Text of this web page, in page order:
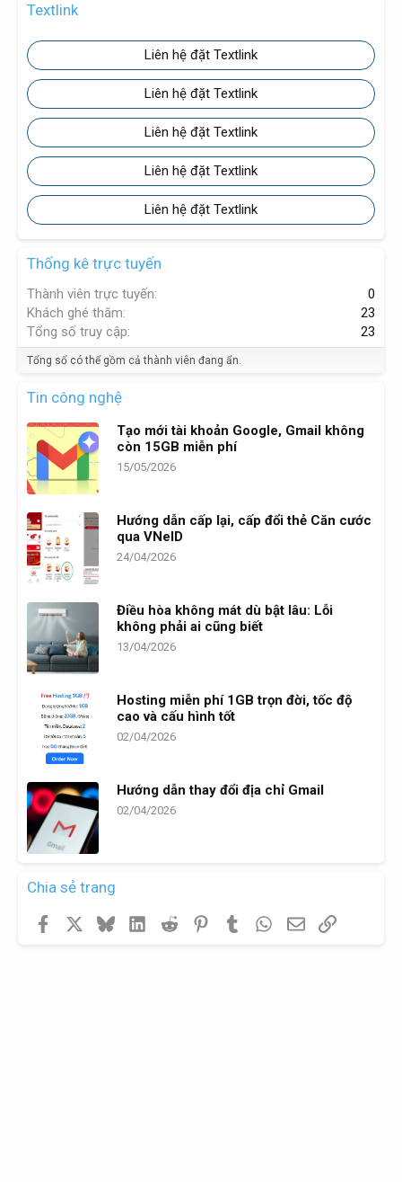
Textlink
Liên hệ đặt Textlink
Liên hệ đặt Textlink
Liên hệ đặt Textlink
Liên hệ đặt Textlink
Liên hệ đặt Textlink
Thống kê trực tuyến
Thành viên trực tuyến
0
Khách ghé thăm
23
Tổng số truy cập
23
Tổng số có thể gồm cả thành viên đang ẩn.
Tin công nghệ
Tạo mới tài khoản Google, Gmail không
còn 15GB miễn phí
15/05/2026
Hướng dẫn cấp lại, cấp đổi thẻ Căn cước
qua VNeID
24/04/2026
Điều hòa không mát dù bật lâu: Lỗi
không phải ai cũng biết
13/04/2026
Hosting miễn phí 1GB trọn đời, tốc độ
cao và cấu hình tốt
02/04/2026
Hướng dẫn thay đổi địa chỉ Gmail
02/04/2026
Chia sẻ trang
Facebook BlueskyLinkedInReddit PinterestTumblr WhatsApp
EmailLink